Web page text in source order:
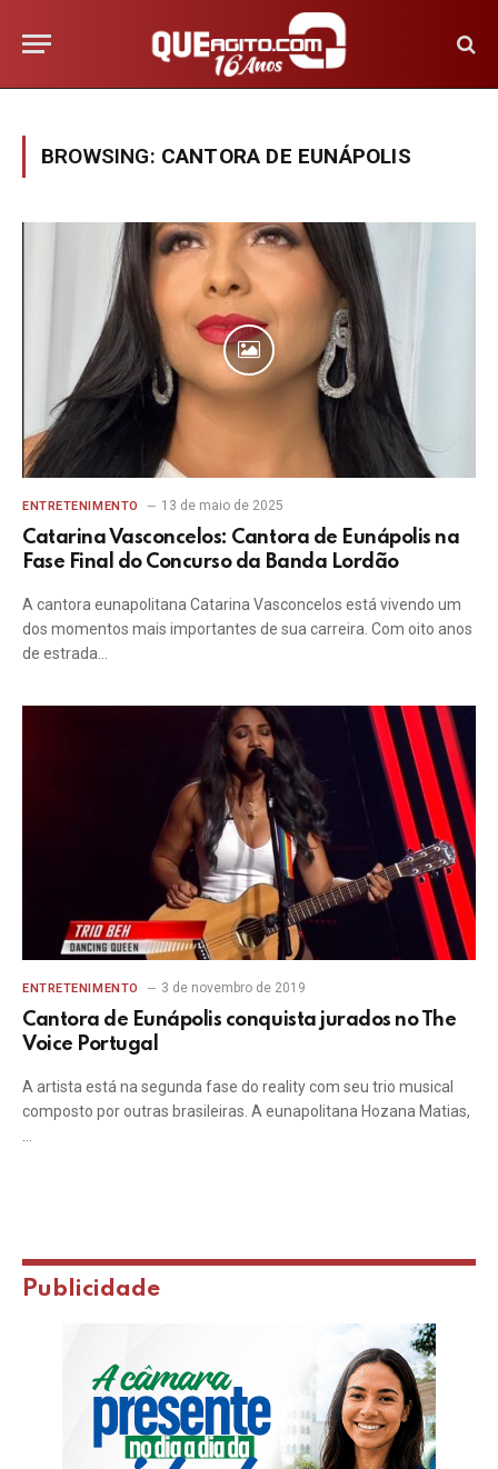
BROWSING: CANTORA DE EUNÁPOLIS
ENTRETENIMENTO 13 de maio de 2025
Catarina Vasconcelos: Cantora de Eunápolis na
Fase Final do Concurso da Banda Lordão
A cantora eunapolitana Catarina Vasconcelos está vivendo um
dos momentos mais importantes de sua carreira. Com oito anos
de estrada…
ENTRETENIMENTO 3 de novembro de 2019
Cantora de Eunápolis conquista jurados no The
Voice Portugal
A artista está na segunda fase do reality com seu trio musical
composto por outras brasileiras. A eunapolitana Hozana Matias,
Publicidade